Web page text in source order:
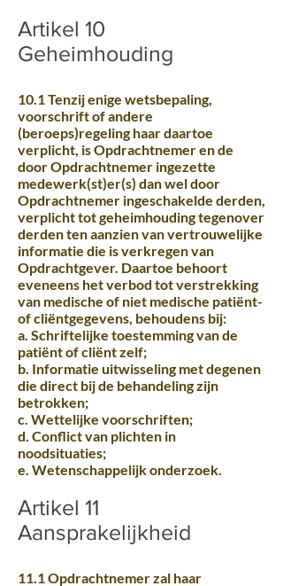
Artikel 10
Geheimhouding
10.1 Tenzij enige wetsbepaling,
voorschrift of andere
(beroeps)regeling haar daartoe
verplicht, is Opdrachtnemer en de
door Opdrachtnemer ingezette
medewerk(st)er(s) dan wel door
Opdrachtnemer ingeschakelde derden,
verplicht tot geheimhouding tegenover
derden ten aanzien van vertrouwelijke
informatie die is verkregen van
Opdrachtgever. Daartoe behoort
eveneens het verbod tot verstrekking
van medische of niet medische patiënt-
of cliëntgegevens, behoudens bij:
a. Schriftelijke toestemming van de
patiënt of cliënt zelf;
b. Informatie uitwisseling met degenen
die direct bij de behandeling zijn
betrokken;
c. Wettelijke voorschriften;
d. Conflict van plichten in
noodsituaties;
e. Wetenschappelijk onderzoek.
Artikel 11
Aansprakelijkheid
11.1 Opdrachtnemer zal haar